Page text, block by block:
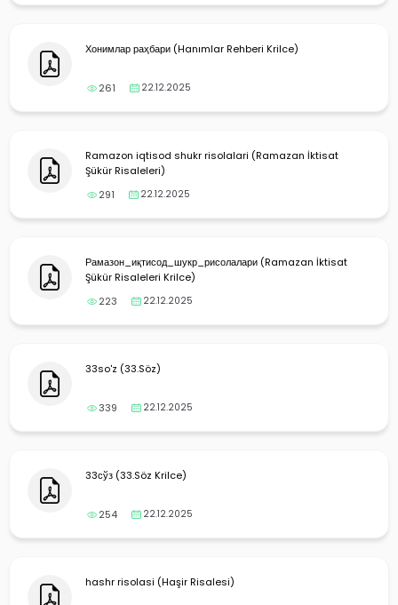
Хонимлар раҳбари (Hanımlar Rehberi Krilce)
261 22.12.2025
Ramazon iqtisod shukr risolalari (Ramazan İktisat
Şükür Risaleleri)
291
22.12.2025
Рамазон_иқтисод_шукр_рисолалари (Ramazan İktisat
Şükür Risaleleri Krilce)
223
22.12.2025
33so'z (33.Söz)
339 22.12.2025
33сўз (33.Söz Krilce)
254 22.12.2025
hashr risolasi (Haşir Risalesi)